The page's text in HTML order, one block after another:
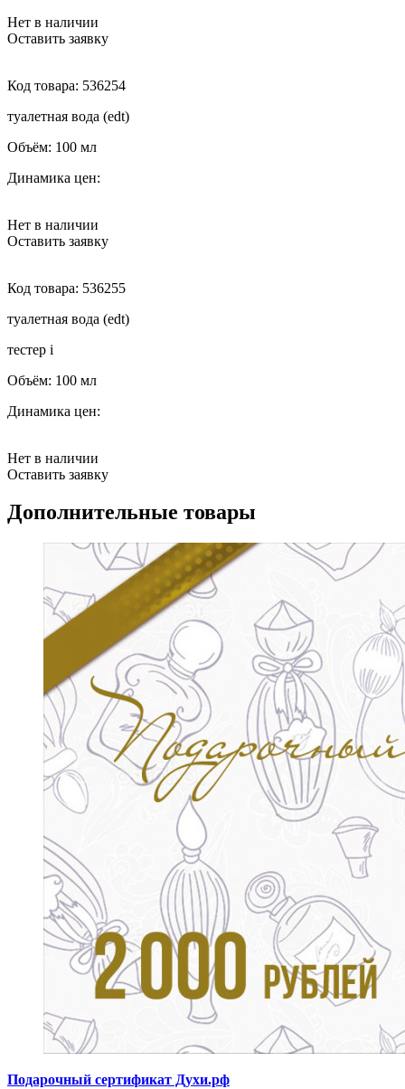
Нет в наличии
Оставить заявку
Код товара: 536254
туалетная вода (edt)
Объём: 100 мл
Динамика цен:
Нет в наличии
Оставить заявку
Код товара: 536255
туалетная вода (edt)
тестер i
Объём: 100 мл
Динамика цен:
Нет в наличии
Оставить заявку
Дополнительные товары
Подарочный сертификат Духи.рф